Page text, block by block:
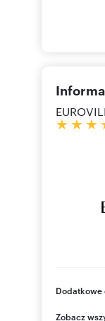
Dodatkowe
Warszawa,
Zobacz